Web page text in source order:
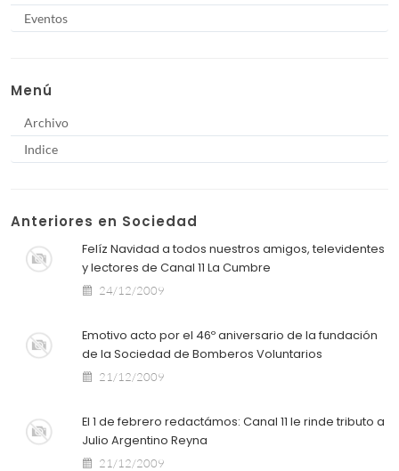
Eventos
Menú
Archivo
Indice
Anteriores en Sociedad
Felíz Navidad a todos nuestros amigos, televidentes
y lectores de Canal 11 La Cumbre
24/12/2009
Emotivo acto por el 46º aniversario de la fundación
de la Sociedad de Bomberos Voluntarios
21/12/2009
El 1 de febrero redactámos: Canal 11 le rinde tributo a
Julio Argentino Reyna
21/12/2009